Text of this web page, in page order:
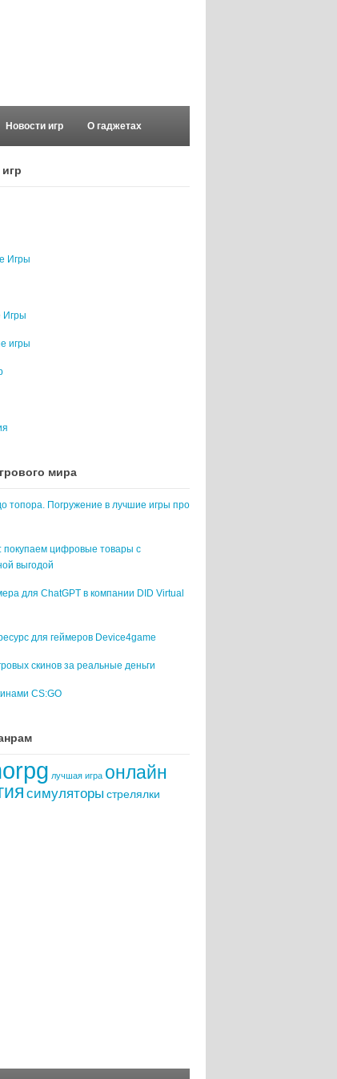
Новости игр О гаджетах
Игры
Игры
игры
мира
топора. Погружение в лучшие игры про
покупаем цифровые товары с
выгодой
для ChatGPT в компании DID Virtual
для геймеров Device4game
скинов за реальные деньги
CS:GO
лучшая игра онлайн
симуляторы стрелялки